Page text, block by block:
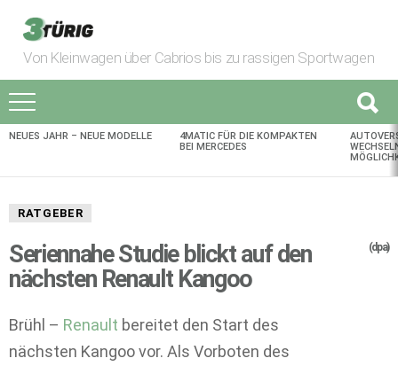
Von Kleinwagen über Cabrios bis zu rassigen Sportwagen
AKTUELLES
NEUES JAHR – NEUE MODELLE
4MATIC FÜR DIE KOMPAKTEN
BEI MERCEDES
RATGEBER
Seriennahe Studie blickt auf den
nächsten Renault Kangoo
(dpa)
Brühl – Renault bereitet den Start des
nächsten Kangoo vor. Als Vorboten des